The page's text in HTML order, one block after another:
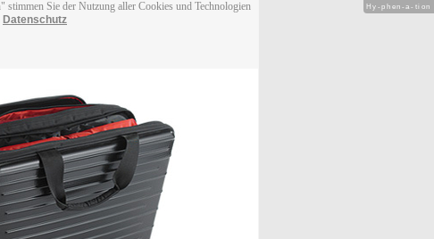
Sie der Nutzung aller Cookies und Technologien
Datenschutz
Hy-phen-a-tion